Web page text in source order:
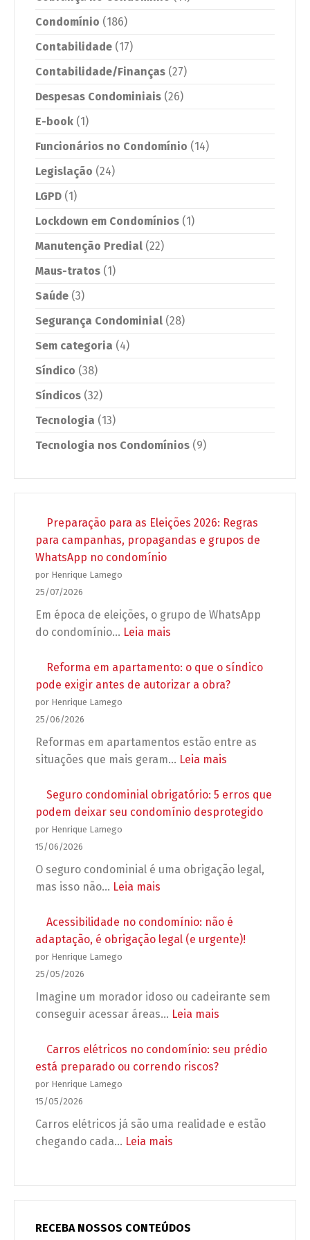
Condomínio (186)
Contabilidade (17)
Contabilidade/Finanças (27)
Despesas Condominiais (26)
E-book (1)
Funcionários no Condomínio (14)
Legislação (24)
LGPD (1)
Lockdown em Condomínios (1)
Manutenção Predial (22)
Maus-tratos (1)
Saúde (3)
Segurança Condominial (28)
Sem categoria (4)
Síndico (38)
Síndicos (32)
Tecnologia (13)
Tecnologia nos Condomínios (9)
Preparação para as Eleições 2026: Regras
para campanhas, propagandas e grupos de
WhatsApp no condomínio
por Henrique Lamego
25/07/2026
Em época de eleições, o grupo de WhatsApp
do condomínio… Leia mais
para
as
Regras
para
propagandas
e
no
Reforma em apartamento: o que o síndico
pode exigir antes de autorizar a obra?
por Henrique Lamego
25/06/2026
Reformas em apartamentos estão entre as
situações que mais geram… Leia mais
em
apartamento:
o
síndico
exigir
antes
obra?
Seguro condominial obrigatório: 5 erros que
podem deixar seu condomínio desprotegido
por Henrique Lamego
15/06/2026
O seguro condominial é uma obrigação legal,
mas isso não… Leia mais
condominial
obrigatório:
podem
seu
condomínio
Acessibilidade no condomínio: não é
adaptação, é obrigação legal (e urgente)!
por Henrique Lamego
25/05/2026
Imagine um morador idoso ou cadeirante sem
conseguir acessar áreas… Leia mais
no
adaptação,
Carros elétricos no condomínio: seu prédio
está preparado ou correndo riscos?
por Henrique Lamego
15/05/2026
Carros elétricos já são uma realidade e estão
chegando cada… Leia mais
seu
RECEBA NOSSOS CONTEÚDOS